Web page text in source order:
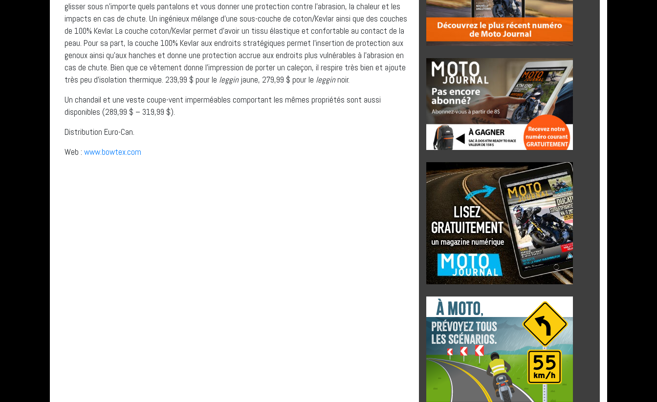
glisser sous n’importe quels pantalons et vous donner une protection contre l’abrasion, la chaleur et les
impacts en cas de chute. Un ingénieux mélange d’une sous-couche de coton/Kevlar ainsi que des couches
de 100% Kevlar. La couche coton/Kevlar permet d’avoir un tissu élastique et confortable au contact de la
peau. Pour sa part, la couche 100% Kevlar aux endroits stratégiques permet l’insertion de protection aux
genoux ainsi qu’aux hanches et donne une protection accrue aux endroits plus vulnérables à l’abrasion en
cas de chute. Bien que ce vêtement donne l’impression de porter un caleçon, il respire très bien et ajoute
très peu d’isolation thermique. 239,99 $ pour le leggin jaune, 279,99 $ pour le legginnoir.
Un chandail et une veste coupe-vent imperméables comportant les mêmes propriétés sont aussi
disponibles (289,99 $ – 319,99 $).
Distribution Euro-Can.
Web : www.bowtex.com